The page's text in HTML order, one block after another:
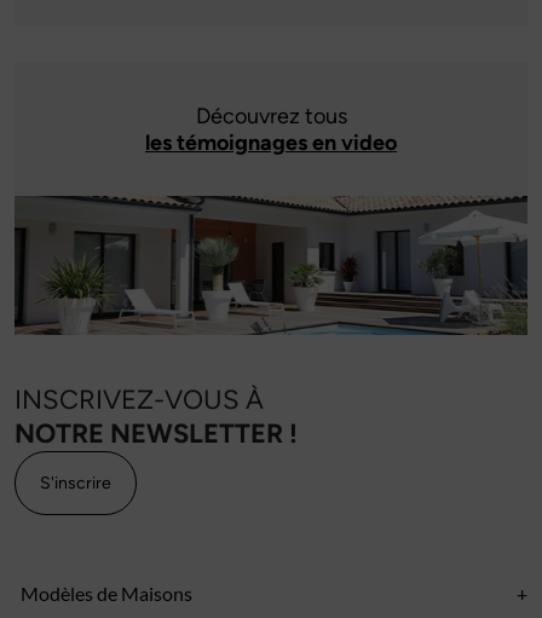
Découvrez tous
les témoignages en video
INSCRIVEZ-VOUS À
NOTRE NEWSLETTER !
S'inscrire
Modèles de Maisons